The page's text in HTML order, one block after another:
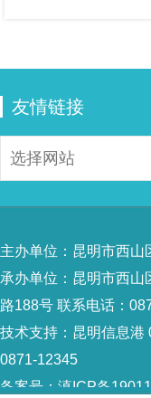
友情链接
主办单位：昆明市西山
承办单位：昆明市西山
路188号 联系电话：
技术支持： 昆明信息港
0871-12345
备案号： 滇ICP备